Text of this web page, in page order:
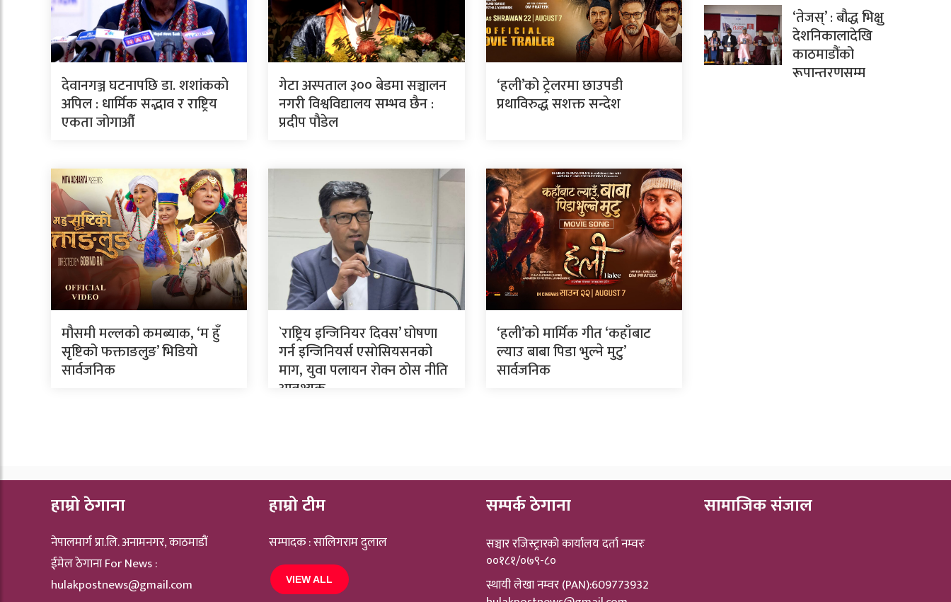
देवानगञ्ज घटनापछि डा. शशांककाे
अपिल : धार्मिक सद्भाव र राष्ट्रिय
एकता जोगाऔँ
गेटा अस्पताल ३०० बेडमा सञ्चालन
नगरी विश्वविद्यालय सम्भव छैन :
प्रदीप पौडेल
‘हली’को ट्रेलरमा छाउपडी
प्रथाविरुद्ध सशक्त सन्देश
मौसमी मल्लको कमब्याक, ‘म हुँ
सृष्टिको फक्ताङलुङ’ भिडियो
सार्वजनिक
`राष्ट्रिय इन्जिनियर दिवस’ घोषणा
गर्न इन्जिनियर्स एसाेसियसनको
माग, युवा पलायन रोक्न ठोस नीति
आवश्यक
‘हली’को मार्मिक गीत ‘कहाँबाट
ल्याउ बाबा पिडा भुल्ने मुटु’
सार्वजनिक
‘तेजस्’ : बौद्ध भिक्षु
देशनिकालादेखि
काठमाडौंको
रूपान्तरणसम्म
हाम्रो ठेगाना
नेपालमार्ग प्रा.लि. अनामनगर, काठमाडौं
ईमेल ठेगाना For News :
hulakpostnews@gmail.com
हाम्रो टीम
सम्पादक : सालिगराम दुलाल
VIEW ALL
सम्पर्क ठेगाना
सञ्चार रजिस्ट्रारकाे कार्यालय दर्ता नम्वरः
००१८१/०७९-८०
स्थायी लेखा नम्वर (PAN):609773932
सामाजिक संजाल